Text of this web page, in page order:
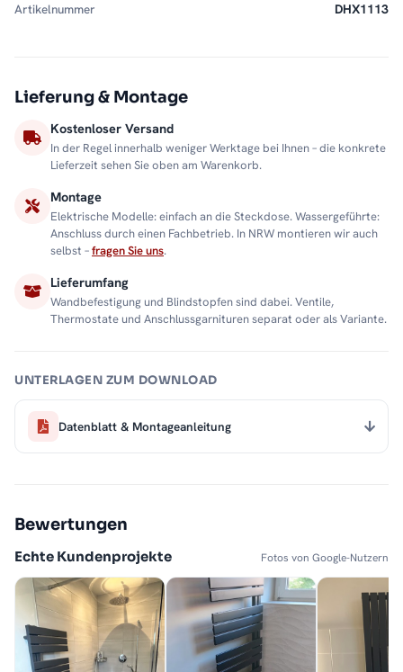
Artikelnummer DHX1113
Lieferung & Montage
Kostenloser Versand
In der Regel innerhalb weniger Werktage bei Ihnen – die konkrete
Lieferzeit sehen Sie oben am Warenkorb.
Montage
Elektrische Modelle: einfach an die Steckdose. Wassergeführte:
Anschluss durch einen Fachbetrieb. In NRW montieren wir auch
selbst –fragen Sie uns.
Lieferumfang
Wandbefestigung und Blindstopfen sind dabei. Ventile,
Thermostate und Anschlussgarnituren separat oder als Variante.
UNTERLAGEN ZUM DOWNLOAD
Datenblatt & Montageanleitung
Bewertungen
Echte Kundenprojekte Fotos von Google-Nutzern